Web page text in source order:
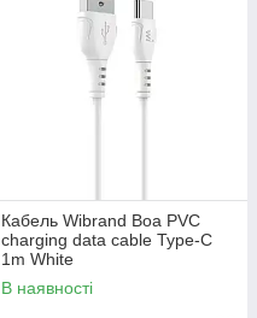
Кабель Wibrand Boa PVC
charging data cable Type-C
1m White
В наявності